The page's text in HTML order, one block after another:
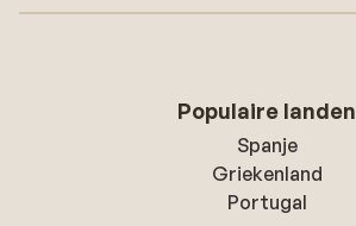
Populaire landen
Spanje
Griekenland
Portugal